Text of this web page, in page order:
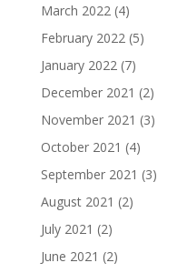
March 2022(4)
February 2022(5)
January 2022(7)
December 2021 (2)
November 2021 (3)
October 2021 (4)
September 2021 (3)
August 2021 (2)
July 2021 (2)
June 2021 (2)